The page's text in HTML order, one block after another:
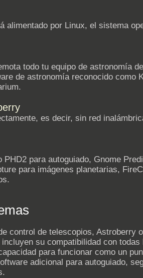
alimentado por Linux, el sistema
todo tu equipo de astronomía
de astronomía reconocido como
es decir, sin red
para autoguiado, Gnome
para imágenes planetarias,
control de telescopios, Astroberry
su compatibilidad con todas
para funcionar como un
adicional para autoguiado,